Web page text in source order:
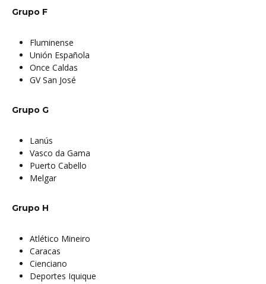
Grupo F
Fluminense
Unión Española
Once Caldas
GV San José
Grupo G
Lanús
Vasco da Gama
Puerto Cabello
Melgar
Grupo H
Atlético Mineiro
Caracas
Cienciano
Deportes Iquique